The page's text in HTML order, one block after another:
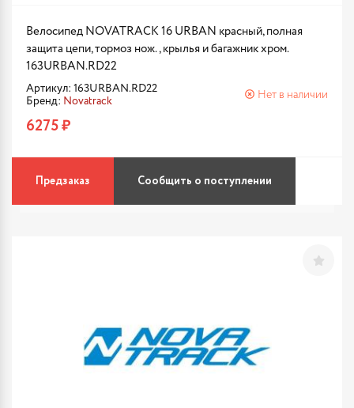
Велосипед NOVATRACK 16 URBAN красный, полная
защита цепи, тормоз нож., крылья и багажник хром.
163URBAN.RD22
Артикул: 163URBAN.RD22
Бренд: Novatrack
Нет в наличии
6275 ₽
Предзаказ Сообщить о поступлении